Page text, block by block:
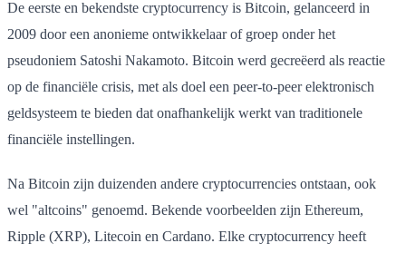
De eerste en bekendste cryptocurrency is Bitcoin, gelanceerd in
2009 door een anonieme ontwikkelaar of groep onder het
pseudoniem Satoshi Nakamoto. Bitcoin werd gecreëerd als reactie
op de financiële crisis, met als doel een peer-to-peer elektronisch
geldsysteem te bieden dat onafhankelijk werkt van traditionele
financiële instellingen.
Na Bitcoin zijn duizenden andere cryptocurrencies ontstaan, ook
wel "altcoins" genoemd. Bekende voorbeelden zijn Ethereum,
Ripple (XRP), Litecoin en Cardano. Elke cryptocurrency heeft